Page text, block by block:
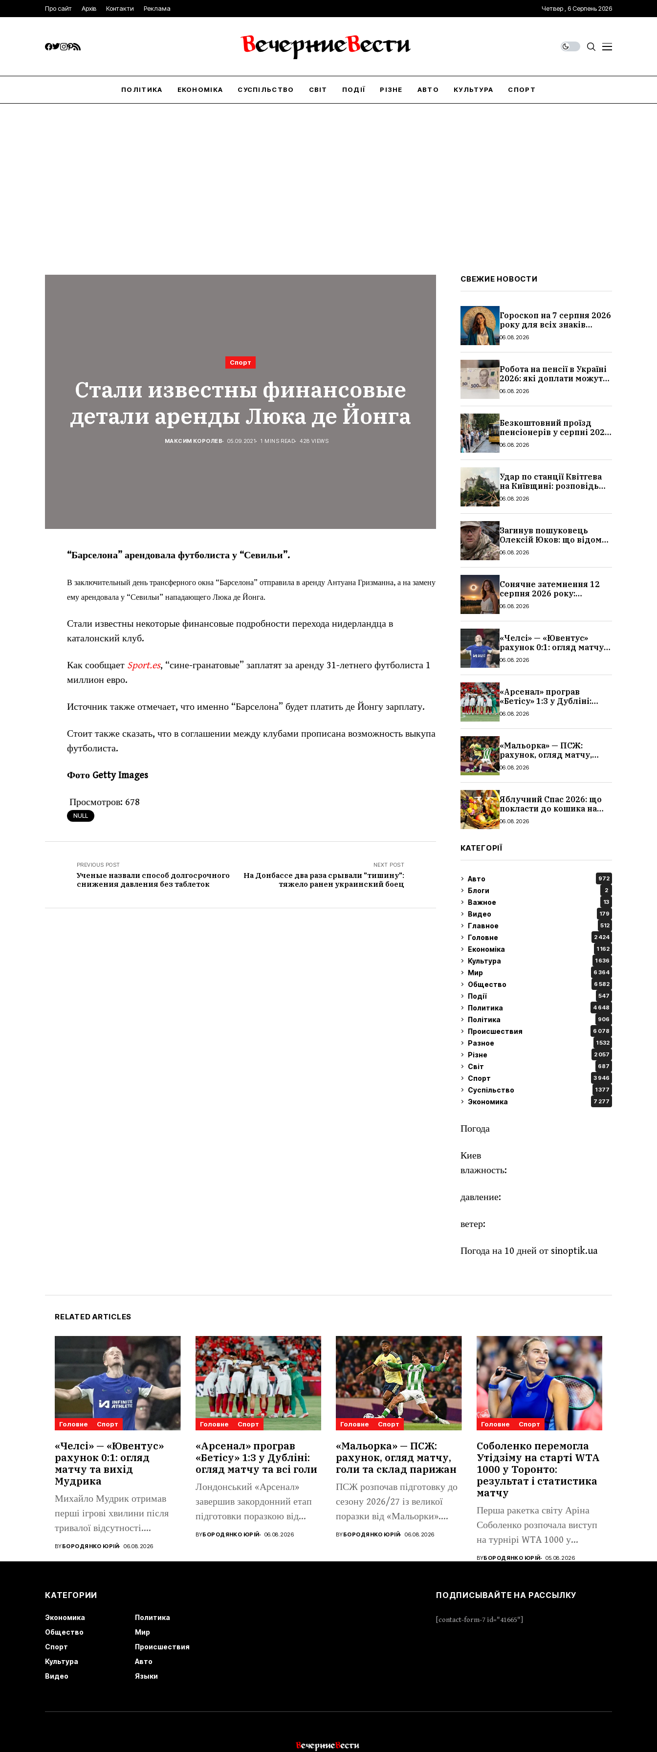
Про сайт Архів Контакти Реклама Четвер , 6 Серпень 2026
ПОЛІТИКА ЕКОНОМІКА СУСПІЛЬСТВО СВІТ ПОДІЇ РІЗНЕ АВТО КУЛЬТУРА СПОРТ
Спорт
Стали известны финансовые
детали аренды Люка де Йонга
МАКСИМ КОРОЛЕВ 05.09.2021 1 MINS READ 428 VIEWS
“Барселона” арендовала футболиста у “Севильи”.
В заключительный день трансферного окна “Барселона” отправила в аренду Антуана Гризманна, а на замену
ему арендовала у “Севильи” нападающего Люка де Йонга.
Стали известны некоторые финансовые подробности перехода нидерландца в
каталонский клуб.
Как сообщает Sport.es, “сине-гранатовые” заплатят за аренду 31-летнего футболиста 1
миллион евро.
Источник также отмечает, что именно “Барселона” будет платить де Йонгу зарплату.
Стоит также сказать, что в соглашении между клубами прописана возможность выкупа
футболиста.
Фото Getty Images
Просмотров: 678
NULL
PREVIOUS POST
Ученые назвали способ долгосрочного
снижения давления без таблеток
NEXT POST
На Донбассе два раза срывали "тишину":
тяжело ранен украинский боец
СВЕЖИЕ НОВОСТИ
Гороскоп на 7 серпня 2026
року для всіх знаків
зодіаку: кому пощастить у
06.08.2026
Робота на пенсії в Україні
2026: які доплати можуть
скасувати, про що
06.08.2026
Безкоштовний проїзд
пенсіонерів у серпні 2026
в Україні: де діє пільга,
06.08.2026
Удар по станції Квітгева
на Київщині: розповідь
очевидців, як вісім людей
сталося
06.08.2026
Загинув пошуковець
Олексій Юков: що відомо
про його роботу, хто він
06.08.2026
Сонячне затемнення 12
серпня 2026 року:
гороскоп, кому із знаків
06.08.2026
«Челсі» — «Ювентус»
рахунок 0:1: огляд матчу
та вихід Мудрика
06.08.2026
«Арсенал» програв
«Бетісу» 1:3 у Дубліні:
огляд матчу та всі голи
06.08.2026
«Мальорка» — ПСЖ:
рахунок, огляд матчу,
голи та склад парижан
06.08.2026
Яблучний Спас 2026: що
покласти до кошика на
освячення, які фрукти,
06.08.2026
КАТЕГОРІЇ
Авто 972
Блоги 2
Важное 13
Видео 179
Главное 512
Головне 2 424
Економіка 1 162
Культура 1 636
Мир 6 364
Общество 6 582
Події 547
Политика 4 648
Політика 906
Происшествия 6 078
Разное 1 532
Різне 2 057
Світ 687
Спорт 3 946
Суспільство 1 377
Экономика 7 277
Погода
Киев
влажность:
давление:
ветер:
Погода на 10 дней от sinoptik.ua
RELATED ARTICLES
Головне Спорт
«Челсі» — «Ювентус»
рахунок 0:1: огляд
матчу та вихід
Мудрика
Михайло Мудрик отримав
перші ігрові хвилини після
тривалої відсутності.
Український вінгер вийшов...
BYБОРОДЯНКО ЮРІЙ 06.08.2026
Головне Спорт
«Арсенал» програв
«Бетісу» 1:3 у Дубліні:
огляд матчу та всі голи
Лондонський «Арсенал»
завершив закордонний етап
підготовки поразкою від
«Реал Бетіса». Іспанський
BYБОРОДЯНКО ЮРІЙ 06.08.2026
Головне Спорт
«Мальорка» — ПСЖ:
рахунок, огляд матчу,
голи та склад парижан
ПСЖ розпочав підготовку до
сезону 2026/27 із великої
поразки від «Мальорки».
Іспанський...
BYБОРОДЯНКО ЮРІЙ 06.08.2026
Головне Спорт
Соболенко перемогла
Утідзіму на старті WTA
1000 у Торонто:
результат і статистика
матчу
Перша ракетка світу Аріна
Соболенко розпочала виступ
на турнірі WTA 1000 у...
BYБОРОДЯНКО ЮРІЙ 05.08.2026
КАТЕГОРИИ
Экономика
Политика
Общество
Мир
Спорт
Происшествия
Культура
Авто
Видео
Языки
ПОДПИСЫВАЙТЕ НА РАССЫЛКУ
[contact-form-7 id="41665"]